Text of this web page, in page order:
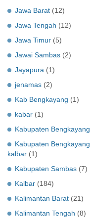
Jawa Barat (12)
Jawa Tengah (12)
Jawa Timur (5)
Jawai Sambas (2)
Jayapura (1)
jenamas (2)
Kab Bengkayang (1)
kabar (1)
Kabupaten Bengkayang
Kabupaten Bengkayang
kalbar (1)
Kabupaten Sambas (7)
Kalbar (184)
Kalimantan Barat (21)
Kalimantan Tengah (8)